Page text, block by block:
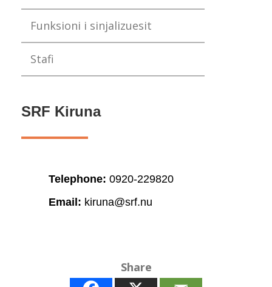
Funksioni i sinjalizuesit
Stafi
SRF Kiruna
Telephone: 0920-229820
Email: kiruna@srf.nu
Share